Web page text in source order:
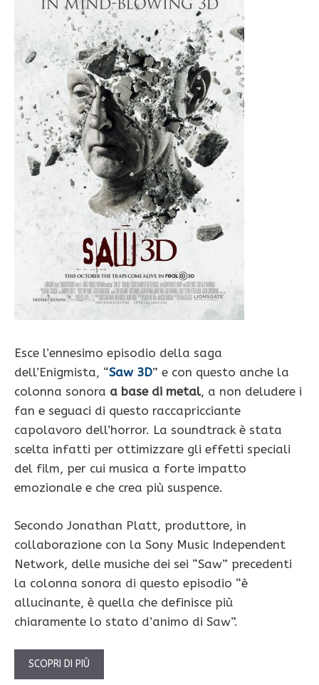
Esce l’ennesimo episodio della saga
dell’Enigmista, “Saw 3D” e con questo anche la
colonna sonora a base di metal, a non deludere i
fan e seguaci di questo raccapricciante
capolavoro dell’horror. La soundtrack è stata
scelta infatti per ottimizzare gli effetti speciali
del film, per cui musica a forte impatto
emozionale e che crea più suspence.
Secondo Jonathan Platt, produttore, in
collaborazione con la Sony Music Independent
Network, delle musiche dei sei “Saw” precedenti
la colonna sonora di questo episodio “è
allucinante, è quella che definisce più
chiaramente lo stato d’animo di Saw”.
SCOPRI DI PIÙ